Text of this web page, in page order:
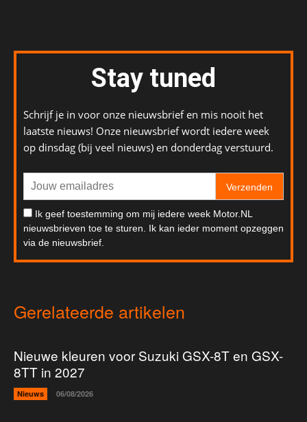
Stay tuned
Schrijf je in voor onze nieuwsbrief en mis nooit het
laatste nieuws! Onze nieuwsbrief wordt iedere week
op dinsdag (bij veel nieuws) en donderdag verstuurd.
Verzenden
Ik geef toestemming om mij iedere week Motor.NL
nieuwsbrieven toe te sturen. Ik kan ieder moment opzeggen
via de nieuwsbrief.
Gerelateerde artikelen
Nieuwe kleuren voor Suzuki GSX-8T en GSX-
8TT in 2027
Nieuws 06/08/2026